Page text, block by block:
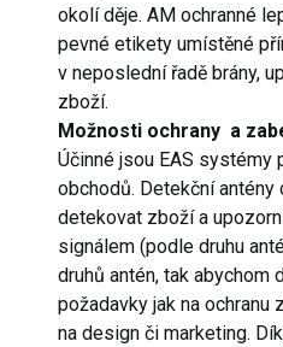
okolí děje. AM ochranné
pevné etikety umístěné
v neposlední řadě brány,
zboží.
Možnosti ochrany a
Účinné jsou EAS systémy
obchodů. Detekční
detekovat zboží a
signálem (podle druhu
druhů antén, tak abychom
požadavky jak na ochranu
na design či marketing.